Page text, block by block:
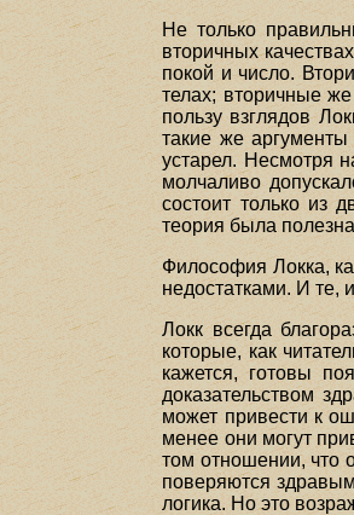
Не только
вторичных
покой и число.
телах; вторичные
пользу взглядов
такие же
устарел. Несмотря
молчаливо
состоит только из
теория была
Философия Локка,
недостатками. И те,
Локк всегда
которые, как
кажется, готовы
доказательством
может привести к
менее они могут
том отношении, что
поверяются
логика. Но это